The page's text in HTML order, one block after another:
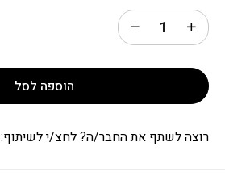
הוספה לסל
רוצה לשתף את החבר/ה? לחצ/י לשיתוף: